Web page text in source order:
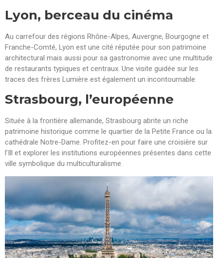
Lyon, berceau du cinéma
Au carrefour des régions Rhône-Alpes, Auvergne, Bourgogne et
Franche-Comté, Lyon est une cité réputée pour son patrimoine
architectural mais aussi pour sa gastronomie avec une multitude
de restaurants typiques et centraux. Une visite guidée sur les
traces des frères Lumière est également un incontournable.
Strasbourg, l’européenne
Située à la frontière allemande, Strasbourg abrite un riche
patrimoine historique comme le quartier de la Petite France ou la
cathédrale Notre-Dame. Profitez-en pour faire une croisière sur
l’Ill et explorer les institutions européennes présentes dans cette
ville symbolique du multiculturalisme.